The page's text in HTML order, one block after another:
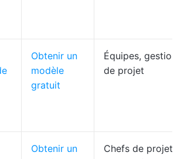
Obtenir un
modèle
gratuit
Équipes, gestion
de projet
Obtenir un
Chefs de projet,